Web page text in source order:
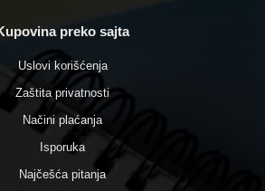
preko sajta
Uslovi korišćenja
Zaštita privatnosti
Načini plaćanja
Isporuka
Najčešća pitanja